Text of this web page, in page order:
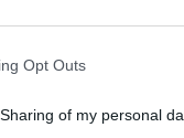
Opt Outs
of my personal
rusyfikacji na
są poddawani